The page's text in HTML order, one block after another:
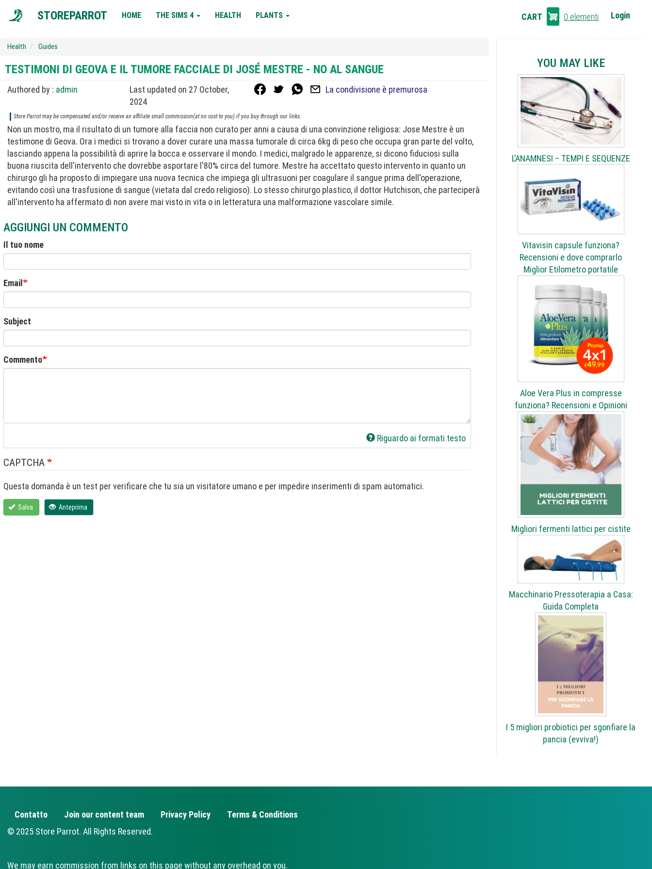
STOREPARROT
NAVIGATION
HOME THE SIMS 4 HEALTH PLANTS
CART
Login
CART 0 elementi
Health Guides
TESTIMONI DI GEOVA E IL TUMORE FACCIALE DI JOSÉ MESTRE - NO AL SANGUE
Authored by : admin
Last updated on 27 October,
2024
La condivisione è premurosa
Store Parrot may be compensated and/or receive an affiliate small commission(at no cost to you) if you buy through our links.
Non un mostro, ma il risultato di un tumore alla faccia non curato per anni a causa di una convinzione religiosa: Jose Mestre è un
testimone di Geova. Ora i medici si trovano a dover curare una massa tumorale di circa 6kg di peso che occupa gran parte del volto,
lasciando appena la possibilità di aprire la bocca e osservare il mondo. I medici, malgrado le apparenze, si dicono fiduciosi sulla
buona riuscita dell'intervento che dovrebbe asportare l'80% circa del tumore. Mestre ha accettato questo intervento in quanto un
chirurgo gli ha proposto di impiegare una nuova tecnica che impiega gli ultrasuoni per coagulare il sangue prima dell'operazione,
evitando così una trasfusione di sangue (vietata dal credo religioso). Lo stesso chirurgo plastico, il dottor Hutchison, che parteciperà
all'intervento ha affermato di non avere mai visto in vita o in letteratura una malformazione vascolare simile.
AGGIUNGI UN COMMENTO
Il tuo nome
Email
Subject
Commento
Riguardo ai formati testo
CAPTCHA
Questa domanda è un test per verificare che tu sia un visitatore umano e per impedire inserimenti di spam automatici.
Salva Anteprima
YOU MAY LIKE
L’ANAMNESI – TEMPI E SEQUENZE
Vitavisin capsule funziona?
Recensioni e dove comprarlo
Miglior Etilometro portatile
Aloe Vera Plus in compresse
funziona? Recensioni e Opinioni
Migliori fermenti lattici per cistite
Macchinario Pressoterapia a Casa:
Guida Completa
I 5 migliori probiotici per sgonfiare la
pancia (evviva!)
FOOTER
Contatto Join our content team Privacy Policy
Terms & Conditions
© 2025 Store Parrot. All Rights Reserved.
We may earn commission from links on this page without any overhead on you.